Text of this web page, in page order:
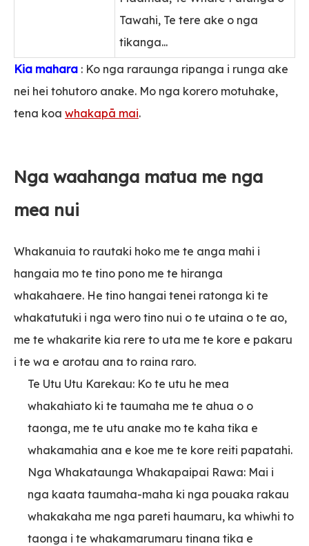
Tawahi, Te tere ake o nga
tikanga...
Kia mahara : Ko nga raraunga ripanga i runga ake
nei hei tohutoro anake. Mo nga korero motuhake,
tena koa whakapā mai.
Nga waahanga matua me nga
mea nui
Whakanuia to rautaki hoko me te anga mahi i
hangaia mo te tino pono me te hiranga
whakahaere. He tino hangai tenei ratonga ki te
whakatutuki i nga wero tino nui o te utaina o te ao,
me te whakarite kia rere to uta me te kore e pakaru
i te wa e arotau ana to raina raro.
Te Utu Utu Karekau: Ko te utu he mea
whakahiato ki te taumaha me te ahua o o
taonga, me te utu anake mo te kaha tika e
whakamahia ana e koe me te kore reiti papatahi.
Nga Whakataunga Whakapaipai Rawa: Mai i
nga kaata taumaha-maha ki nga pouaka rakau
whakakaha me nga pareti haumaru, ka whiwhi to
taonga i te whakamarumaru tinana tika e